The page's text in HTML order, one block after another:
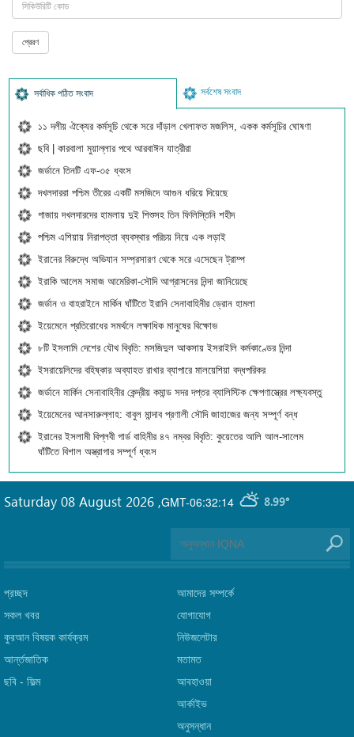
সর্বাধিক পঠিত সংবাদ সর্বশেষ সংবাদ
১১ দলীয় ঐক্যের কর্মসূচি থেকে সরে দাঁড়াল খেলাফত মজলিস, একক কর্মসূচির ঘোষণা
ছবি | কারবালা মুয়াল্লার পথে আরবাঈন যাত্রীরা
জর্ডানে তিনটি এফ-৩৫ ধ্বংস
দখলদাররা পশ্চিম তীরের একটি মসজিদে আগুন ধরিয়ে দিয়েছে
গাজায় দখলদারদের হামলায় দুই শিশুসহ তিন ফিলিস্তিনি শহীদ
পশ্চিম এশিয়ায় নিরাপত্তা ব্যবস্থার পরিচয় নিয়ে এক লড়াই
ইরানের বিরুদ্ধে অভিযান সম্প্রসারণ থেকে সরে এসেছেন ট্রাম্প
ইরাকি আলেম সমাজ আমেরিকা-সৌদি আগ্রাসনের নিন্দা জানিয়েছে
জর্ডান ও বাহরাইনে মার্কিন ঘাঁটিতে ইরানি সেনাবাহিনীর ড্রোন হামলা
ইয়েমেনে প্রতিরোধের সমর্থনে লক্ষাধিক মানুষের বিক্ষোভ
৮টি ইসলামি দেশের যৌথ বিবৃতি: মসজিদুল আকসায় ইসরাইলি কর্মকাণ্ডের নিন্দা
ইসরায়েলিদের বহিষ্কার অব্যাহত রাখার ব্যাপারে মালয়েশিয়া বদ্ধপরিকর
জর্ডানে মার্কিন সেনাবাহিনীর কেন্দ্রীয় কমান্ড সদর দপ্তর ব্যালিস্টিক ক্ষেপণাস্ত্রের লক্ষ্যবস্তু
ইয়েমেনের আনসারুল্লাহ: বাবুল মান্দাব প্রণালী সৌদি জাহাজের জন্য সম্পূর্ণ বন্ধ
ইরানের ইসলামী বিপ্লবী গার্ড বাহিনীর ৪৭ নম্বর বিবৃতি: কুয়েতের আলি আল-সালেম
ঘাঁটিতে বিশাল অস্ত্রাগার সম্পূর্ণ ধ্বংস
GMT-06:32:14 8.99°
Saturday 08 August 2026 ,
প্রচ্ছদ
সকল খবর
কুরআন বিষয়ক কার্যক্রম
আর্ন্তজাতিক
ছবি‎ - ফিল্ম
আমাদের সম্পর্কে
যোগাযোগ
নিউজলেটার
মতামত
আবহাওয়া
আর্কাইভ
অনুসন্ধান